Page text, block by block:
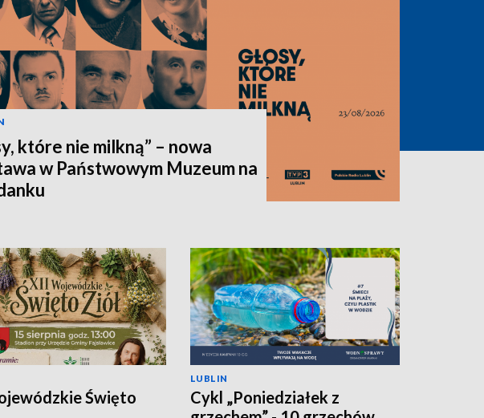
które nie milkną” – nowa
w Państwowym Muzeum na
Święto
LUBLIN
Cykl „Poniedziałek z